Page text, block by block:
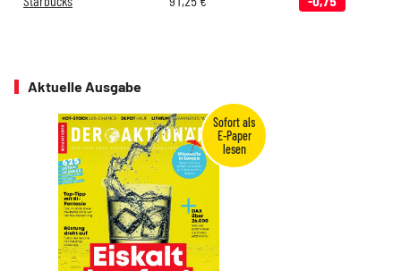
Aktuelle Ausgabe